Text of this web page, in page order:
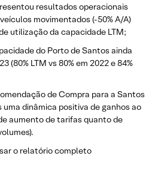
resultados operacionais
movimentados (-50% A/A)
utilização da capacidade LTM;
do Porto de Santos ainda
(80% LTM vs 80% em 2022 e 84%
de Compra para a Santos
uma dinâmica positiva de ganhos ao
aumento de tarifas quanto de
o relatório completo